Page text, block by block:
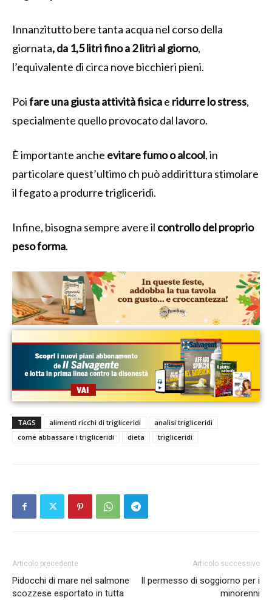
Innanzitutto bere tanta acqua nel corso della
giornata, da 1,5 litri fino a 2 litri al giorno,
l’equivalente di circa nove bicchieri pieni.
Poifare una giusta attività fisicae ridurre lo stress,
specialmente quello provocato dal lavoro.
È importante anche evitare fumo o alcool, in
particolare quest’ultimo ch può addirittura stimolare
il fegato a produrre trigliceridi.
Infine, bisogna sempre avere il controllo del proprio
peso forma.
TAGS alimenti ricchi di trigliceridi
analisi trigliceridi
come abbassare i trigliceridi
dieta trigliceridi
Articolo precedente
Pidocchi di mare nel salmone
scozzese esportato in tutta
Articolo successivo
Il permesso di soggiorno per i
minorenni